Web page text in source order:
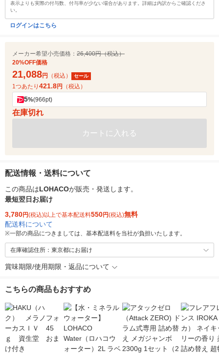
表示よりも実際の付与数、付与率が少ない場合があります。詳細は内訳からご確認くださ
い。
ログインはこちら
メーカー希望小売価格： 26,400円（税込）
20%OFF価格
21,088円 （税込） セール
1つあたり 421.8円 （税込）
5%(966pt)
在庫切れ
カートに入れる
配送情報・送料について
この商品はLOHACOが販売・発送します。
最短翌日お届け
3,780円(税込)以上で基本配送料550円(税込)無料
配送料について
※一部の商品につきましては、基本配送料を当社が負担いたします。
在庫確認住所：東京都にお届け
賞味期限/使用期限・返品について
こちらの商品もおすすめ